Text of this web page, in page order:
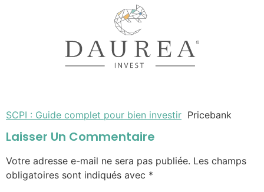
SCPI : Guide complet pour bien investir Pricebank
Laisser Un Commentaire
Votre adresse e-mail ne sera pas publiée. Les champs
obligatoires sont indiqués avec *